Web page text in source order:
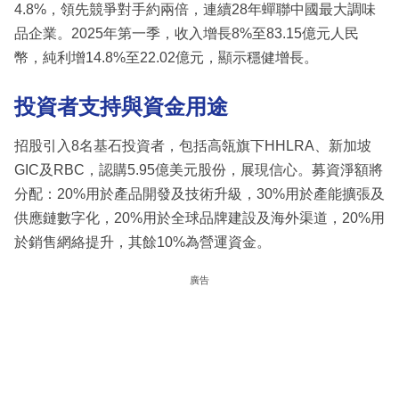
4.8%，領先競爭對手約兩倍，連續28年蟬聯中國最大調味
品企業。2025年第一季，收入增長8%至83.15億元人民
幣，純利增14.8%至22.02億元，顯示穩健增長。
投資者支持與資金用途
招股引入8名基石投資者，包括高瓴旗下HHLRA、新加坡
GIC及RBC，認購5.95億美元股份，展現信心。募資淨額將
分配：20%用於產品開發及技術升級，30%用於產能擴張及
供應鏈數字化，20%用於全球品牌建設及海外渠道，20%用
於銷售網絡提升，其餘10%為營運資金。
廣告